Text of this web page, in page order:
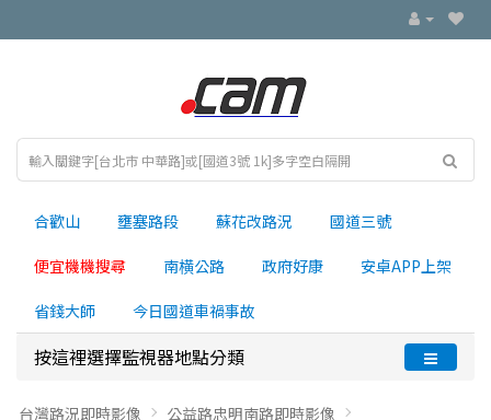
合歡山 壅塞路段 蘇花改路況 國道三號
便宜機機搜尋 南横公路 政府好康 安卓APP上架
省錢大師 今日國道車禍事故
按這裡選擇監視器地點分類
台灣路況即時影像 公益路忠明南路即時影像